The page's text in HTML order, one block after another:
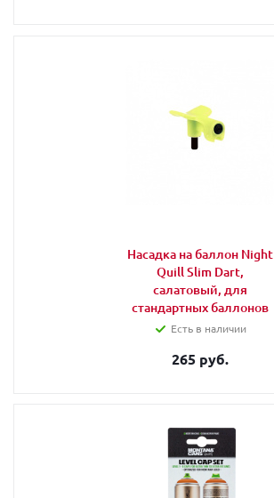
Насадка на баллон Night
Quill Slim Dart,
салатовый, для
стандартных баллонов
Есть в наличии
265 руб.